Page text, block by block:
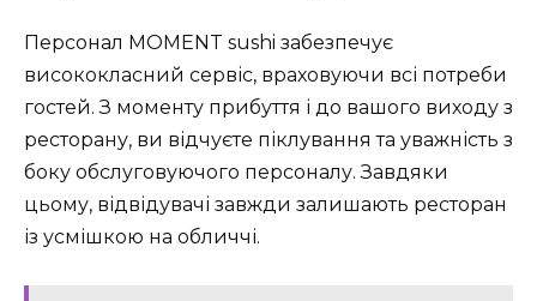
Персонал MOMENT sushi забезпечує
висококласний сервіс, враховуючи всі потреби
гостей. З моменту прибуття і до вашого виходу з
ресторану, ви відчуєте піклування та уважність з
боку обслуговуючого персоналу. Завдяки
цьому, відвідувачі завжди залишають ресторан
із усмішкою на обличчі.